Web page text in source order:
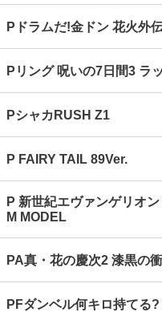
Pドラムだ!金ドン 花火外
Pリング 呪いの7日間3 ラ
PシャカRUSH Z1
P FAIRY TAIL 89Ver.
P 新世紀エヴァンゲリオ
M MODEL
PA真・花の慶次2 漆黒の
PFダンベル何キロ持てる